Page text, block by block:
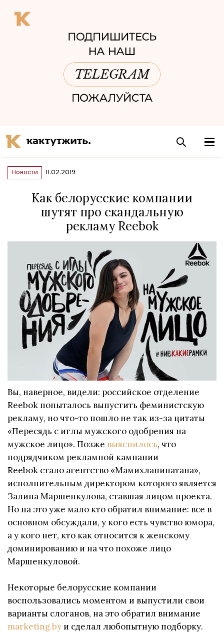
Новости 11.02.2019
Как белорусские компании
шутят про скандальную
рекламу Reebok
Вы, наверное, видели: российское отделение
Reebok попыталось выпустить феминистскую
рекламу, но что-то пошло не так из-за цитаты
«Пересядь с иглы мужского одобрения на
мужское лицо». Позже выяснилось, что
подрядчиком рекламной кампании
Reebok стало агентство «Мамихлапинатана»,
исполнительным директором которого является
Залина Маршенкулова, ставшая лицом проекта.
Но на это уже мало кто обратил внимание: все в
основном обсуждали, у кого есть чувство юмора,
а у кого нет, кто как относится к женскому
доминированию и на что похоже лицо
Маршенкуловой.
Некоторые белорусские компании
воспользовались моментом и выпустили свои
варианты слоганов, на это обратил внимание
marketing.by и сделал любопытную подборку.